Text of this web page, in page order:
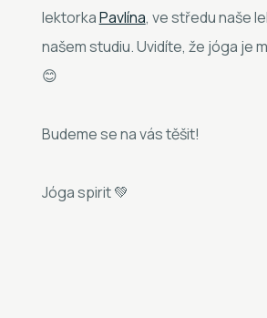
lektorkaPavlína, ve středu naše
našem studiu. Uvidíte, že jóga je
😊
Budeme se na vás těšit!
Jóga spirit 💚